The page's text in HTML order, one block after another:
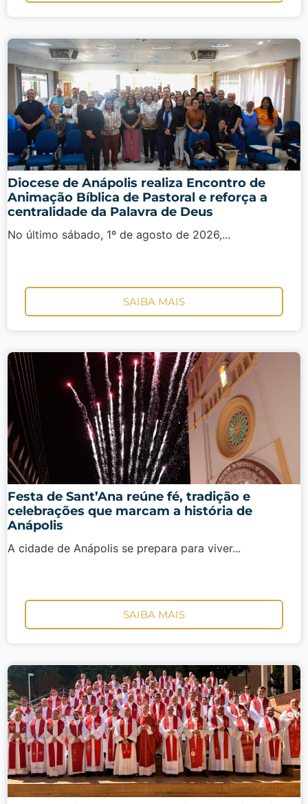
Diocese de Anápolis realiza Encontro de
Animação Bíblica de Pastoral e reforça a
centralidade da Palavra de Deus
No último sábado, 1º de agosto de 2026,...
SAIBA MAIS
Festa de Sant’Ana reúne fé, tradição e
celebrações que marcam a história de
Anápolis
A cidade de Anápolis se prepara para viver...
SAIBA MAIS